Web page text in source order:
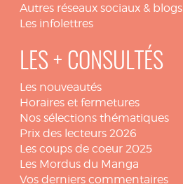
Autres réseaux sociaux & blogs
Les infolettres
LES + CONSULTÉS
Les nouveautés
Horaires et fermetures
Nos sélections thématiques
Prix des lecteurs 2026
Les coups de coeur 2025
Les Mordus du Manga
Vos derniers commentaires